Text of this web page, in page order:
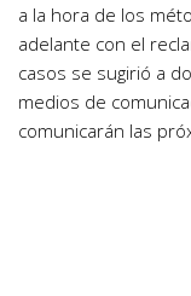
a la hora de los
adelante con el
casos se sugirió a
medios de
comunicarán las